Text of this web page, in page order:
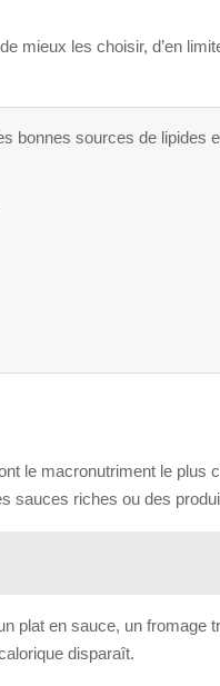
mieux les choisir, d’en
bonnes sources de lipides
le macronutriment le plus
sauces riches ou des
plat en sauce, un
disparaît.